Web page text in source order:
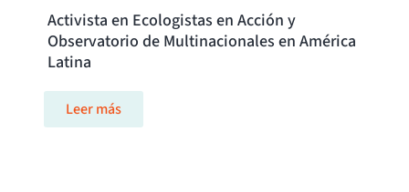
Activista en Ecologistas en Acción y
Observatorio de Multinacionales en América
Latina
Leer más